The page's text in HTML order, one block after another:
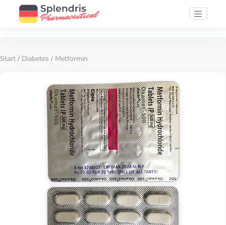
Start / Diabetes / Metformin